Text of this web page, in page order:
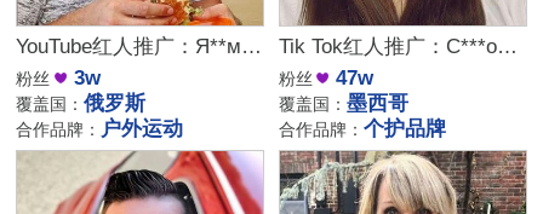
YouTube红人推广：Я**м｜俄罗斯 旅游
粉丝 3w
覆盖国：俄罗斯
合作品牌： 户外运动
Tik Tok红人推广：C***o｜墨西哥 娱乐
粉丝 47w
覆盖国：墨西哥
合作品牌：个护品牌